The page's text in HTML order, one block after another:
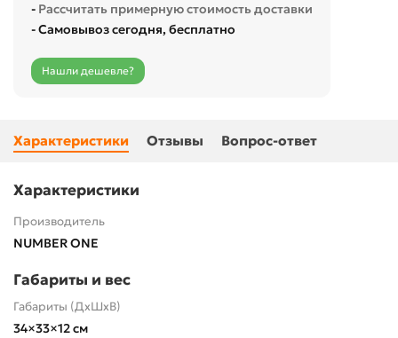
- Рассчитать примерную стоимость доставки
- Самовывоз сегодня, бесплатно
Нашли дешевле?
Характеристики Отзывы Вопрос-ответ
Характеристики
Производитель
NUMBER ONE
Габариты и вес
Габариты (ДхШхВ)
34×33×12 см